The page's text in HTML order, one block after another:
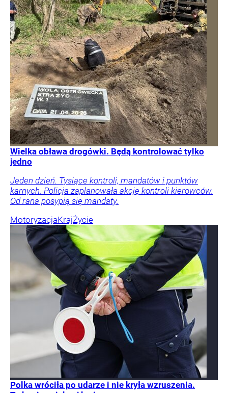
Wielka obława drogówki. Będą kontrolować tylko
jedno
Jeden dzień. Tysiące kontroli, mandatów i punktów
karnych. Policja zaplanowała akcję kontroli kierowców.
Od rana posypią się mandaty.
MotoryzacjaKrajŻycie
Polka wróciła po udarze i nie kryła wzruszenia.